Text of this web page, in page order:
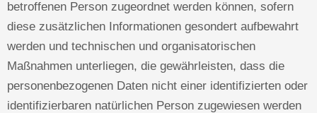
betroffenen Person zugeordnet werden können, sofern
diese zusätzlichen Informationen gesondert aufbewahrt
werden und technischen und organisatorischen
Maßnahmen unterliegen, die gewährleisten, dass die
personenbezogenen Daten nicht einer identifizierten oder
identifizierbaren natürlichen Person zugewiesen werden